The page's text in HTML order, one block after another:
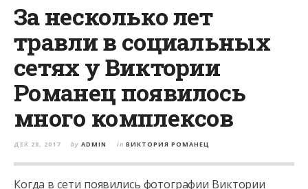
За несколько лет
травли в социальных
сетях у Виктории
Романец появилось
много комплексов
ДЕК 28, 2017 by ADMIN in ВИКТОРИЯ РОМАНЕЦ
Когда в сети появились фотографии Виктории